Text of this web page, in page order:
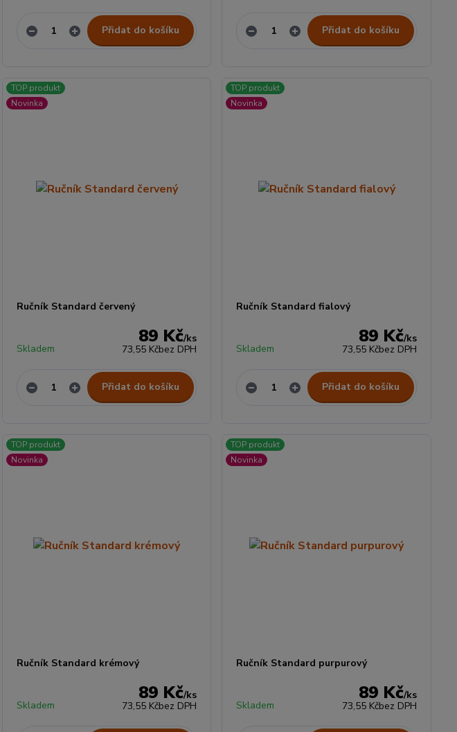
Přidat do košíku Přidat do košíku
TOP produkt
Novinka
Ručník Standard červený
89 Kč/ks
73,55 Kčbez DPH
Skladem
Přidat do košíku
TOP produkt
Novinka
Ručník Standard fialový
89 Kč/ks
73,55 Kčbez DPH
Skladem
Přidat do košíku
TOP produkt
Novinka
Ručník Standard krémový
89 Kč/ks
73,55 Kčbez DPH
Skladem
TOP produkt
Novinka
Ručník Standard purpurový
89 Kč/ks
73,55 Kčbez DPH
Skladem